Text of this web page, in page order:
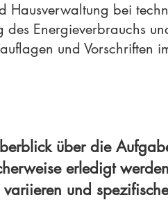
Hausverwaltung bei
Energieverbrauchs
und Vorschriften
über die
erledigt
und